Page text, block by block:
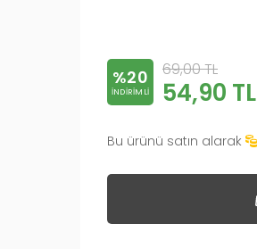
%20
INDIRIMLI
69,00TL
54,90 TL
Bu ürünü satın alarak